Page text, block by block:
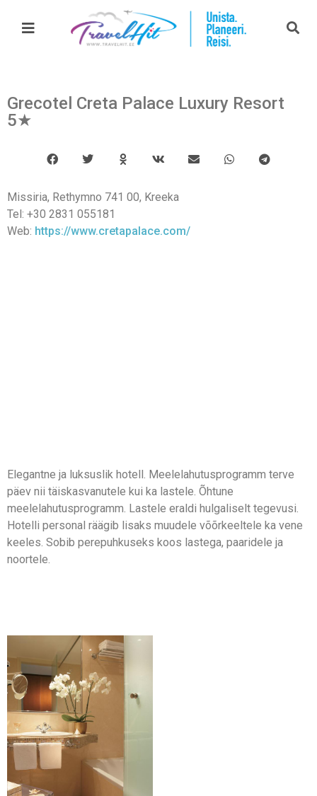
Grecotel Creta Palace Luxury Resort
5★
Missiria, Rethymno 741 00, Kreeka
Tel: +30 2831 055181
Web: https://www.cretapalace.com/
Elegantne ja luksuslik hotell. Meelelahutusprogramm terve
päev nii täiskasvanutele kui ka lastele. Õhtune
meelelahutusprogramm. Lastele eraldi hulgaliselt tegevusi.
Hotelli personal räägib lisaks muudele võõrkeeltele ka vene
keeles. Sobib perepuhkuseks koos lastega, paaridele ja
noortele.